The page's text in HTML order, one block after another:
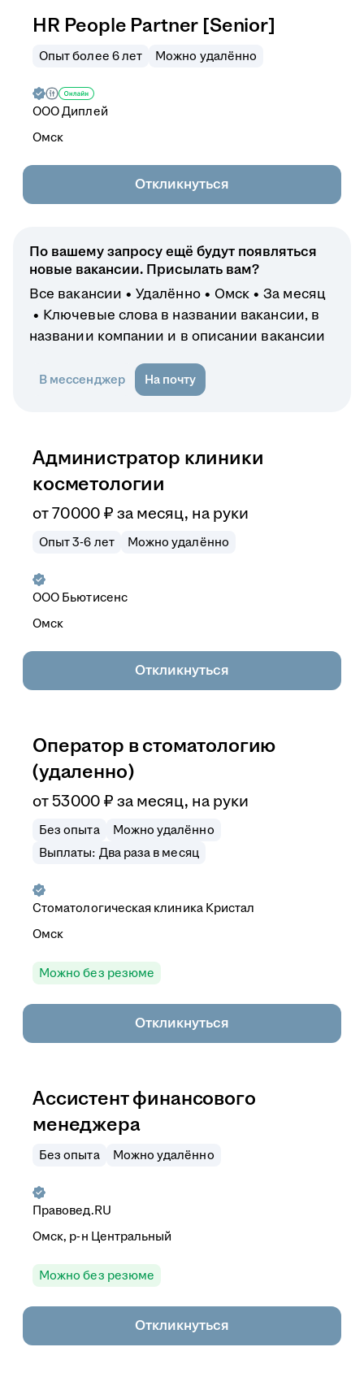
HR People Partner [Senior]
Опыт более 6 лет Можно удалённо
ОООДиплей
Омск
Откликнуться
По вашему запросу ещё будут появляться
новые вакансии. Присылать вам?
Все вакансии
Удалённо Омск
За месяц
Ключевые слова в названии вакансии, в
названии компании и в описании вакансии
В мессенджер На почту
Администратор клиники
косметологии
от70 000 ₽ за месяц, на руки
Опыт 3-6 лет Можно удалённо
ООО Бьютисенс
Омск
Откликнуться
Оператор в стоматологию
(удаленно)
от53 000 ₽ за месяц, на руки
Без опыта
Можно удалённо
Выплаты: Два раза в месяц
Стоматологическая клиника Кристал
Омск
Можно без резюме
Откликнуться
Ассистент финансового
менеджера
Без опыта Можно удалённо
Правовед.RU
Омск, р-н Центральный
Можно без резюме
Откликнуться